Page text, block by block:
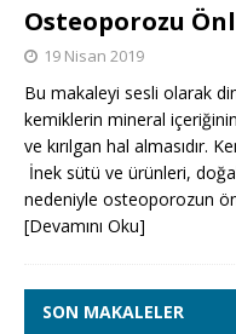
Osteoporozu
19 Nisan 2019
Bu makaleyi sesli olarak
kemiklerin mineral
ve kırılgan hal almasıdır.
İnek sütü ve ürünleri,
nedeniyle osteoporozun
[Devamını Oku]
SON MAKALELER